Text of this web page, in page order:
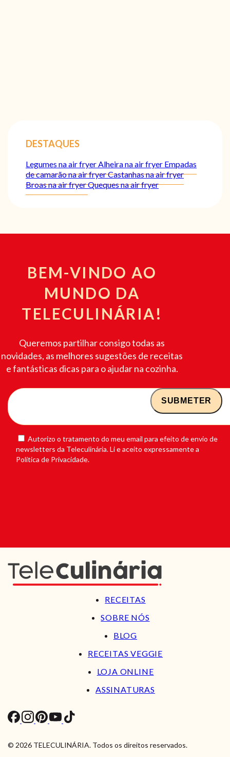
DESTAQUES
Legumes na air fryerAlheira na air fryer Empadas
de camarão na air fryerCastanhas na air fryer
Broas na air fryerQueques na air fryer
BEM-VINDO AO
MUNDO DA
TELECULINÁRIA!
Queremos partilhar consigo todas as
novidades, as melhores sugestões de receitas
e fantásticas dicas para o ajudar na cozinha.
Autorizo o tratamento do meu email para efeito de envio de
newsletters da Teleculinária. Li e aceito expressamente a
Política de Privacidade.
RECEITAS
SOBRE NÓS
BLOG
RECEITAS VEGGIE
LOJA ONLINE
ASSINATURAS
© 2026 TELECULINÁRIA. Todos os direitos reservados.